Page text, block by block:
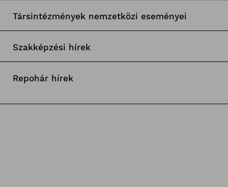
Társintézmények nemzetközi eseményei
Szakképzési hírek
Repohár hírek